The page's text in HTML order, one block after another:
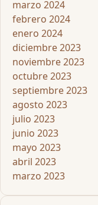
marzo 2024
febrero 2024
enero 2024
diciembre 2023
noviembre 2023
octubre 2023
septiembre 2023
agosto 2023
julio 2023
junio 2023
mayo 2023
abril 2023
marzo 2023